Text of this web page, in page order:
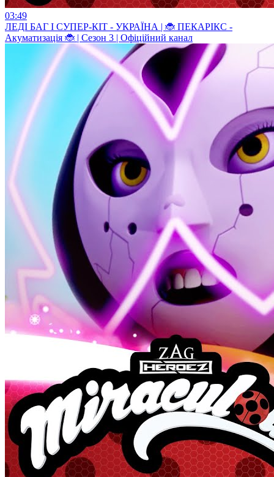
03:49
ЛЕДI БАГ I СУПЕР-КIТ - УКРАЇНА | 🐞 ПЕКАРІКС -
Акуматизація 🐞 | Сезон 3 | Офіційний канал